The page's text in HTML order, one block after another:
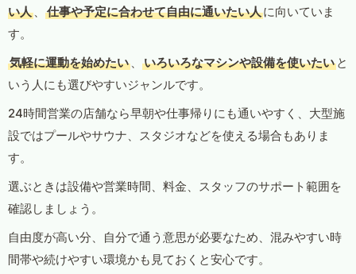
い人 、 仕事や予定に合わせて自由に通いたい人に向いていま
す。
気軽に運動を始めたい 、 いろいろなマシンや設備を使いたい と
いう人にも選びやすいジャンルです。
24時間営業の店舗なら早朝や仕事帰りにも通いやすく、大型施
設ではプールやサウナ、スタジオなどを使える場合もありま
す。
選ぶときは設備や営業時間、料金、スタッフのサポート範囲を
確認しましょう。
自由度が高い分、自分で通う意思が必要なため、混みやすい時
間帯や続けやすい環境かも見ておくと安心です。